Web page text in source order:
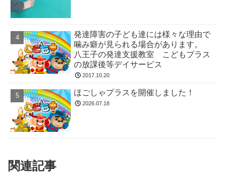
発達障害の子ども達には様々な理由で
噛み癖が見られる場合があります。
八王子の発達支援教室 こどもプラス
の放課後等デイサービス
2017.10.20
ほごしゃプラスを開催しました！
2026.07.18
関連記事